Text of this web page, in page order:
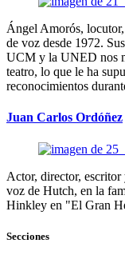
Ángel Amorós,
de voz desde 1972.
UCM y la UNED nos
teatro, lo que le ha
reconocimientos
Juan Carlos Ordóñez
Actor, director,
voz de Hutch, en la
Hinkley en "El Gran
Secciones